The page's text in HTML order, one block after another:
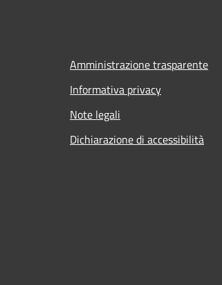
Amministrazione trasparente
Informativa privacy
Note legali
Dichiarazione di accessibilità